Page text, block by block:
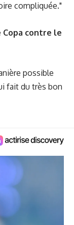
compliquée."
Copa contre le
possible
fait du très bon